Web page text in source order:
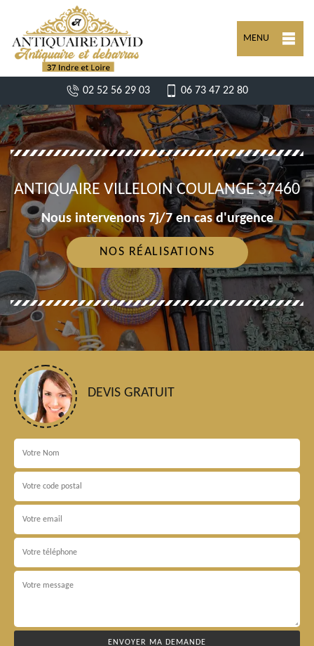
MENU
02 52 56 29 03 06 73 47 22 80
ANTIQUAIRE VILLELOIN COULANGE 37460
Nous intervenons 7j/7 en cas d'urgence
NOS RÉALISATIONS
DEVIS GRATUIT